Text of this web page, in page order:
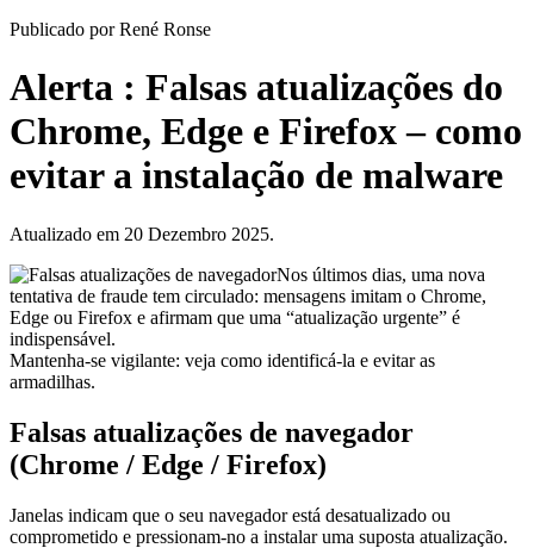
Publicado por René Ronse
Alerta : Falsas atualizações do
Chrome, Edge e Firefox – como
evitar a instalação de malware
Atualizado em 20 Dezembro 2025.
Nos últimos dias, uma nova
tentativa de fraude tem circulado: mensagens imitam o Chrome,
Edge ou Firefox e afirmam que uma “atualização urgente” é
indispensável.
Mantenha-se vigilante: veja como identificá-la e evitar as
armadilhas.
Falsas atualizações de navegador
(Chrome / Edge / Firefox)
Janelas indicam que o seu navegador está desatualizado ou
comprometido e pressionam-no a instalar uma suposta atualização.